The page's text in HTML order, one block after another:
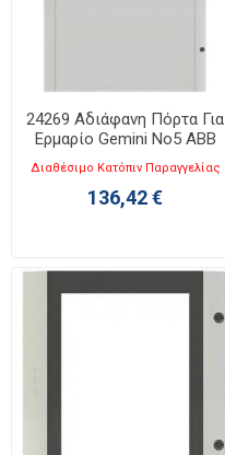
24269 Αδιάφανη Πόρτα Για
Ερμαρίο Gemini No5 ABB
Διαθέσιμο Κατόπιν Παραγγελίας
136,42 €